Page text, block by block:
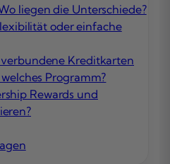
liegen die Unterschiede?
oder einfache
Kreditkarten
Programm?
Rewards und